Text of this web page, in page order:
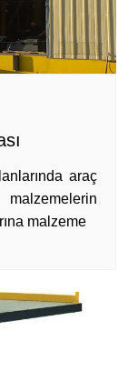
araç
malzeme